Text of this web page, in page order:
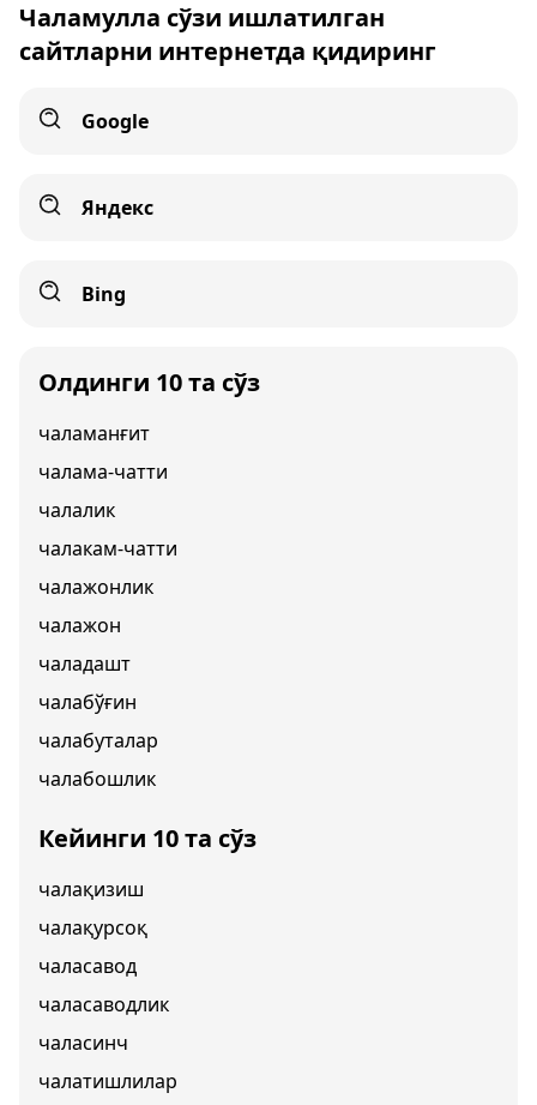
Чаламулла сўзи ишлатилган
сайтларни интернетда қидиринг
Google
Яндекс
Bing
Олдинги 10 та сўз
чаламанғит
чалама-чатти
чалалик
чалакам-чатти
чалажонлик
чалажон
чаладашт
чалабўғин
чалабуталар
чалабошлик
Кейинги 10 та сўз
чалақизиш
чалақурсоқ
чаласавод
чаласаводлик
чаласинч
чалатишлилар